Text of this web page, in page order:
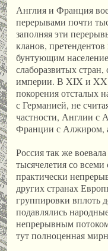
Англия и Франция
перерывами почти
заполняя эти
кланов,
бунтующим
слаборазвитых
империи. В XIX и XX
покорения отсталых
с Германией, не
частности, Англии с
Франции с Алжиром,
Россия так же
тысячелетия со
практически
других странах
группировки вплоть
подавлялись
непрерывным
тут полноценная